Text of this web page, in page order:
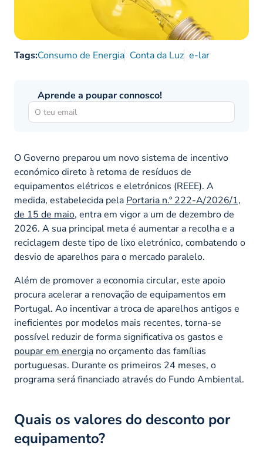
Tags:Consumo de Energia Conta da Luz e-lar
Aprende a poupar connosco!
O Governo preparou um novo sistema de incentivo
económico direto à retoma de resíduos de
equipamentos elétricos e eletrónicos (REEE). A
medida, estabelecida pela Portaria n.º 222-A/2026/1,
de 15 de maio, entra em vigor a um de dezembro de
2026. A sua principal meta é aumentar a recolha e a
reciclagem deste tipo de lixo eletrónico, combatendo o
desvio de aparelhos para o mercado paralelo.
Além de promover a economia circular, este apoio
procura acelerar a renovação de equipamentos em
Portugal. Ao incentivar a troca de aparelhos antigos e
ineficientes por modelos mais recentes, torna-se
possível reduzir de forma significativa os gastos e
poupar em energia no orçamento das famílias
portuguesas. Durante os primeiros 24 meses, o
programa será financiado através do Fundo Ambiental.
Quais os valores do desconto por
equipamento?